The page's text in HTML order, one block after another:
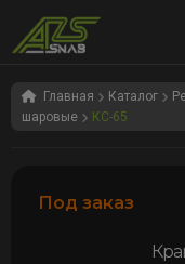
Перейти
навигации
Перейти
содержимому
Главная Каталог
шаровые
КС-65
Под заказ